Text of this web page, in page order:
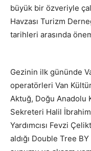
büyük bir özveriyle
Havzası Turizm
tarihleri arasında
Gezinin ilk gününde
operatörleri Van
Aktuğ, Doğu Anadolu
Sekreteri Halil
Yardımcısı Fevzi
aldığı Double Tree